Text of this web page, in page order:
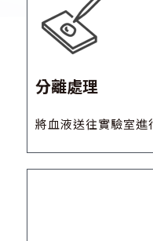
分離處理
將血液送往實驗室進